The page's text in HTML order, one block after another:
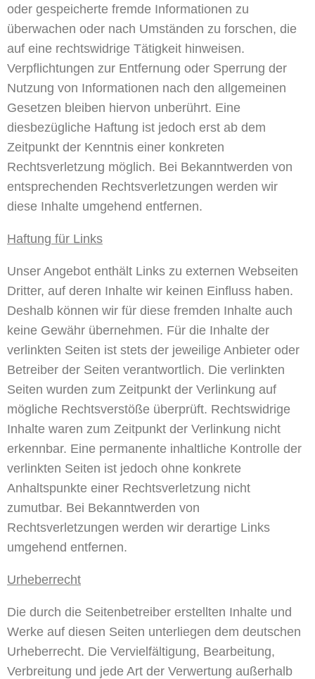
oder gespeicherte fremde Informationen zu
überwachen oder nach Umständen zu forschen, die
auf eine rechtswidrige Tätigkeit hinweisen.
Verpflichtungen zur Entfernung oder Sperrung der
Nutzung von Informationen nach den allgemeinen
Gesetzen bleiben hiervon unberührt. Eine
diesbezügliche Haftung ist jedoch erst ab dem
Zeitpunkt der Kenntnis einer konkreten
Rechtsverletzung möglich. Bei Bekanntwerden von
entsprechenden Rechtsverletzungen werden wir
diese Inhalte umgehend entfernen.
Haftung für Links
Unser Angebot enthält Links zu externen Webseiten
Dritter, auf deren Inhalte wir keinen Einfluss haben.
Deshalb können wir für diese fremden Inhalte auch
keine Gewähr übernehmen. Für die Inhalte der
verlinkten Seiten ist stets der jeweilige Anbieter oder
Betreiber der Seiten verantwortlich. Die verlinkten
Seiten wurden zum Zeitpunkt der Verlinkung auf
mögliche Rechtsverstöße überprüft. Rechtswidrige
Inhalte waren zum Zeitpunkt der Verlinkung nicht
erkennbar. Eine permanente inhaltliche Kontrolle der
verlinkten Seiten ist jedoch ohne konkrete
Anhaltspunkte einer Rechtsverletzung nicht
zumutbar. Bei Bekanntwerden von
Rechtsverletzungen werden wir derartige Links
umgehend entfernen.
Urheberrecht
Die durch die Seitenbetreiber erstellten Inhalte und
Werke auf diesen Seiten unterliegen dem deutschen
Urheberrecht. Die Vervielfältigung, Bearbeitung,
Verbreitung und jede Art der Verwertung außerhalb